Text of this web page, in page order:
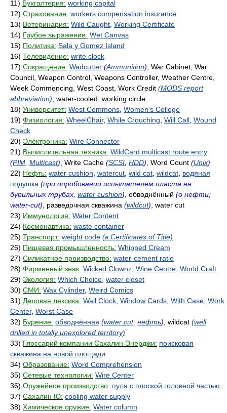
11) Бухгалтерия: working capital
12) Страхование: workers compensation insurance
13) Ветеринария: Wild Caught Working Certificate
14) Грубое выражение: Wet Canvas
15) Политика: Sala y Gomez Island
16) Телевидение: write clock
17) Сокращение: Wadcutter (Ammunition) , War Cabinet, War
Council, Weapon Control, Weapons Controller, Weather Centre,
Week Commencing, West Coast, Work Credit (MODS report
abbreviation) , water-cooled, working circle
18) Университет: West Commons Women's College
19) Физиология: WheelChair, While Crouching Will Call Wound
Check
20) Электроника: Wire Connector
21) Вычислительная техника: WildCard multicast route entry
(PIM Multicast) , Write Cache (SCSI HDD) , Word Count (Unix)
22) Нефть: water cushion watercut wild cat wildcat водяная
подушка (при опробовании испытателем пласта на
бурильных трубах, water cushion) , обводнённый (о нефти;
water-cut) , разведочная скважина (wildcut) , water cut
23) Иммунология: Water Content
24) Космонавтика: waste container
25) Транспорт: weight code (в Certificates of Title)
26) Пищевая промышленность: Whipped Cream
27) Силикатное производство: water-cement ratio
28) Фирменный знак: Wicked Clownz Wine Centre World Craft
29) Экология: Which Choice water closet
30) СМИ: Wax Cylinder, Weird Comics
31) Деловая лексика: Wall Clock Window Cards With Case Work
Center, Worst Case
32) Бурение: обводнённая (water cut; нефть) , wildcat (well
drilled in totally unexplored territory)
33) Глоссарий компании Сахалин Энерджи: поисковая
скважина на новой площади
34) Образование: Word Comprehension
35) Сетевые технологии: Wire Center
36) Оружейное производство: пуля с плоской головной частью
37) Сахалин Ю: cooling water supply
38) Химическое оружие: Water column